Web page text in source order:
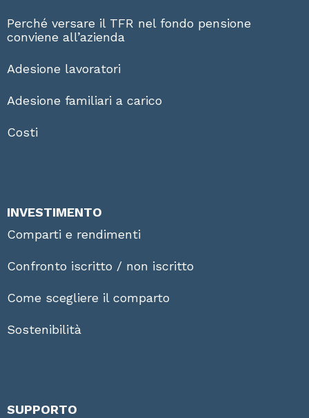
Perché versare il TFR nel fondo pensione
conviene all’azienda
Adesione lavoratori
Adesione familiari a carico
Costi
INVESTIMENTO
Comparti e rendimenti
Confronto iscritto / non iscritto
Come scegliere il comparto
Sostenibilità
SUPPORTO